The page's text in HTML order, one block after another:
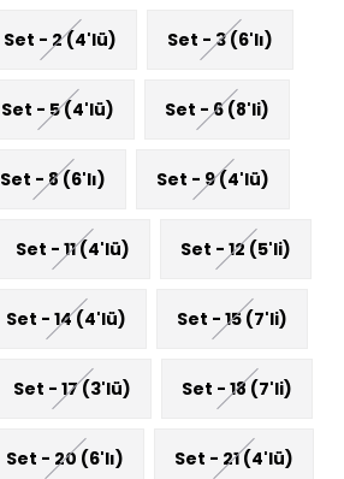
Set - 2 (4'lü) Set - 3 (6'lı)
Set - 5 (4'lü) Set - 6 (8'li)
Set - 8 (6'lı) Set - 9 (4'lü)
Set - 11 (4'lü) Set - 12 (5'li)
Set - 14 (4'lü) Set - 15 (7'li)
Set - 17 (3'lü) Set - 18 (7'li)
Set - 20 (6'lı) Set - 21 (4'lü)